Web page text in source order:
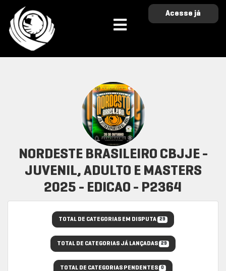
Acesse já
NORDESTE BRASILEIRO CBJJE -
JUVENIL, ADULTO E MASTERS
2025 - EDICAO - P2364
TOTAL DE CATEGORIAS EM DISPUTA 29
TOTAL DE CATEGORIAS JÁ LANÇADAS 29
TOTAL DE CATEGORIAS PENDENTES 0